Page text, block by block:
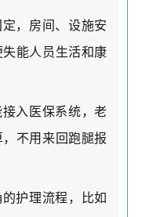
，房间、设施安
能人员生活和康
入医保系统，老
不用来回跑腿报
护理流程，比如